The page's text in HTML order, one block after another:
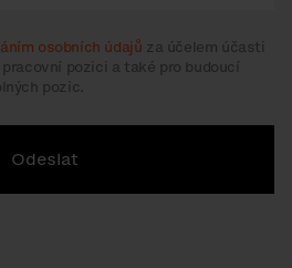
osobních údajů za účelem účasti
pozici a také pro budoucí
pozic.
Odeslat